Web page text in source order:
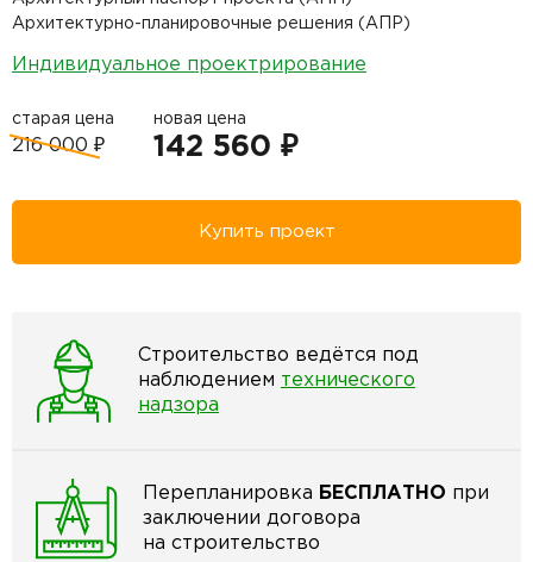
Архитектурно-планировочные решения (АПР)
Индивидуальное проектрирование
старая цена
216 000 ₽
новая цена
142 560 ₽
Купить проект
Строительство ведётся под
наблюдением технического
надзора
Перепланировка БЕСПЛАТНО при
заключении договора
на строительство